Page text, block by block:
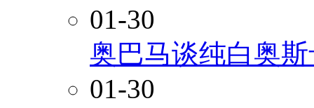
01-30
奥巴马谈纯白奥
01-30